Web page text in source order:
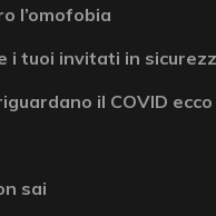
l’omofobia
i tuoi invitati in
il COVID
sai